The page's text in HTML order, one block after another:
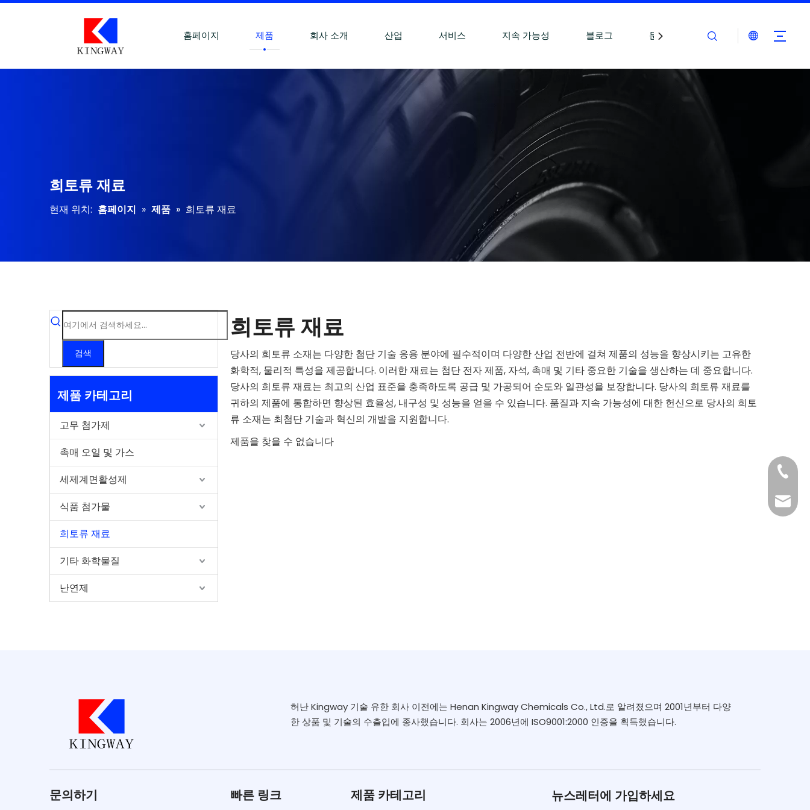
홈페이지 제품 회사 소개 산업 서비스 지속 가능성 블로그 문의하기
희토류 재료
현재 위치: 홈페이지 » 제품 » 희토류 재료
검색
제품 카테고리
고무 첨가제
촉매 오일 및 가스
세제계면활성제
식품 첨가물
희토류 재료
기타 화학물질
난연제
희토류 재료
당사의 희토류 소재는 다양한 첨단 기술 응용 분야에 필수적이며 다양한 산업 전반에 걸쳐 제품의 성능을 향상시키는 고유한
화학적, 물리적 특성을 제공합니다. 이러한 재료는 첨단 전자 제품, 자석, 촉매 및 기타 중요한 기술을 생산하는 데 중요합니다.
당사의 희토류 재료는 최고의 산업 표준을 충족하도록 공급 및 가공되어 순도와 일관성을 보장합니다. 당사의 희토류 재료를
귀하의 제품에 통합하면 향상된 효율성, 내구성 및 성능을 얻을 수 있습니다. 품질과 지속 가능성에 대한 헌신으로 당사의 희토
류 소재는 최첨단 기술과 혁신의 개발을 지원합니다.
제품을 찾을 수 없습니다
허난 Kingway 기술 유한 회사 이전에는 Henan Kingway Chemicals Co., Ltd.로 알려졌으며 2001년부터 다양
한 상품 및 기술의 수출입에 종사했습니다. 회사는 2006년에 ISO9001:2000 인증을 획득했습니다.
문의하기
0371-
0371-
빠른 링크 제품 카테고리 뉴스레터에 가입하세요